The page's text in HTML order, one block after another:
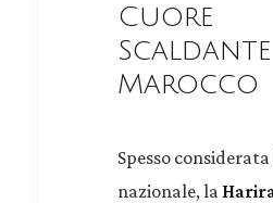
Cuore
Marocco
Spesso
nazionale, la